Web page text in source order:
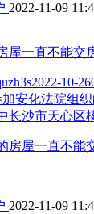
2022-11-09
屋一直不能交
10-
加安化法院组
长沙市天心区
2022-11-09